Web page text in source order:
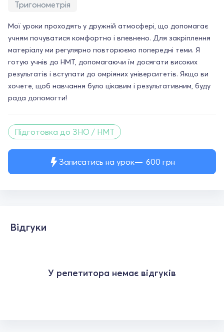
Записатись на урок 600 грн
Тригонометрія
Мої уроки проходять у дружній атмосфері, що допомагає
учням почуватися комфортно і впевнено. Для закріплення
матеріалу ми регулярно повторюємо попередні теми. Я
готую учнів до НМТ, допомагаючи їм досягати високих
результатів і вступати до омріяних університетів. Якщо ви
хочете, щоб навчання було цікавим і результативним, буду
рада допомогти!
Підготовка до ЗНО / НМТ
Відгуки
У репетитора немає відгуків